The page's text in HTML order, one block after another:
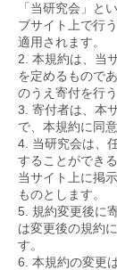
「当研究会」と
ブサイト上で行
適用されます。
2. 本規約は、当
を定めるもので
のうえ寄付を行
3. 寄付者は、本
で、本規約に同
4. 当研究会は、
することができ
当サイト上に掲
ものとします。
5. 規約変更後に
は変更後の規約
す。
6. 本規約の変更